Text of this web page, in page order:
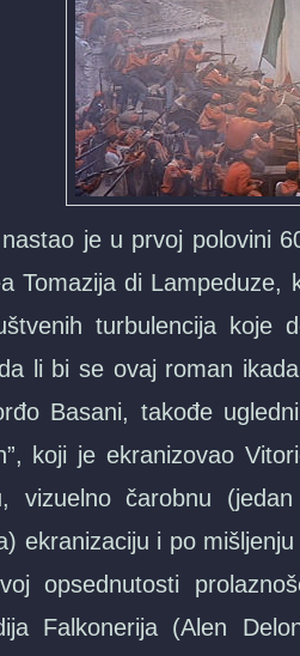
je u prvoj polovini
Tomazija di Lampeduze,
turbulencija koje
li bi se ovaj roman
Basani, takođe
koji je ekranizovao
vizuelno čarobnu
ekranizaciju i po
opsednutosti
Falkonerija (Alen